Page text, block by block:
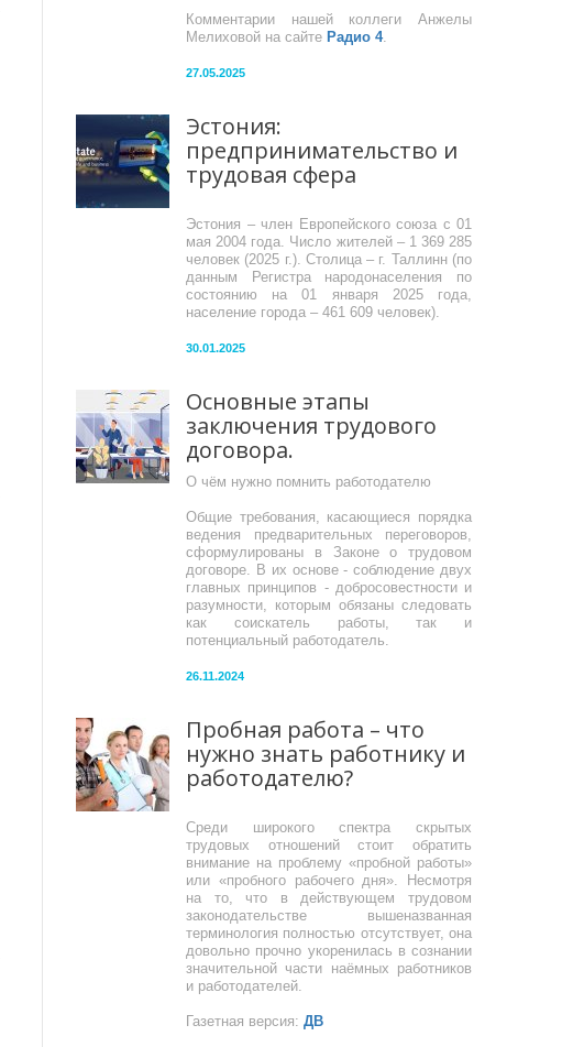
Комментарии нашей коллеги Анжелы
Мелиховой на сайте Радио 4.
27.05.2025
Эстония:
предпринимательство и
трудовая сфера
Эстония – член Европейского союза с 01
мая 2004 года. Число жителей – 1 369 285
человек (2025 г.). Столица – г. Таллинн (по
данным Регистра народонаселения по
состоянию на 01 января 2025 года,
население города – 461 609 человек).
30.01.2025
Основные этапы
заключения трудового
договора.
О чём нужно помнить работодателю
Общие требования, касающиеся порядка
ведения предварительных переговоров,
сформулированы в Законе о трудовом
договоре. В их основе - соблюдение двух
главных принципов - добросовестности и
разумности, которым обязаны следовать
как соискатель работы, так и
потенциальный работодатель.
26.11.2024
Пробная работа – что
нужно знать работнику и
работодателю?
Среди широкого спектра скрытых
трудовых отношений стоит обратить
внимание на проблему «пробной работы»
или «пробного рабочего дня». Несмотря
на то, что в действующем трудовом
законодательстве вышеназванная
терминология полностью отсутствует, она
довольно прочно укоренилась в сознании
значительной части наёмных работников
и работодателей.
Газетная версия: ДВ